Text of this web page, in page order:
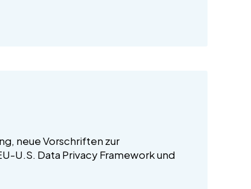
neue Vorschriften zur
U.S. Data Privacy Framework und